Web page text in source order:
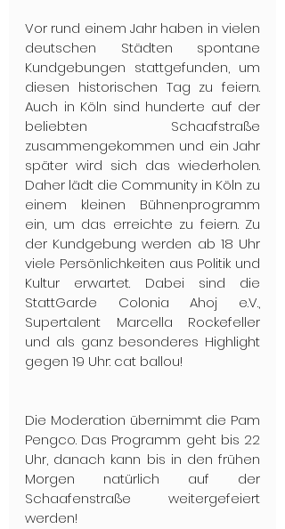
Vor rund einem Jahr haben in vielen
deutschen Städten spontane
Kundgebungen stattgefunden, um
diesen historischen Tag zu feiern.
Auch in Köln sind hunderte auf der
beliebten Schaafstraße
zusammengekommen und ein Jahr
später wird sich das wiederholen.
Daher lädt die Community in Köln zu
einem kleinen Bühnenprogramm
ein, um das erreichte zu feiern. Zu
der Kundgebung werden ab 18 Uhr
viele Persönlichkeiten aus Politik und
Kultur erwartet. Dabei sind die
StattGarde Colonia Ahoj e.V.,
Supertalent Marcella Rockefeller
und als ganz besonderes Highlight
gegen 19 Uhr: cat ballou!
Die Moderation übernimmt die Pam
Pengco. Das Programm geht bis 22
Uhr, danach kann bis in den frühen
Morgen natürlich auf der
Schaafenstraße weitergefeiert
werden!